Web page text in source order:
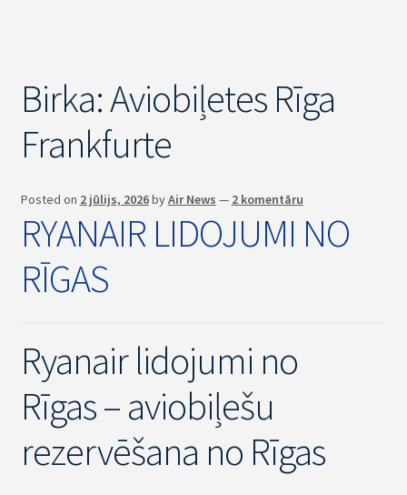
Birka:Aviobiļetes Rīga
Frankfurte
Posted on 2 jūlijs, 2026byAir News — 2 komentāru
RYANAIR LIDOJUMI NO
RĪGAS
Ryanair lidojumi no
Rīgas – aviobiļešu
rezervēšana no Rīgas